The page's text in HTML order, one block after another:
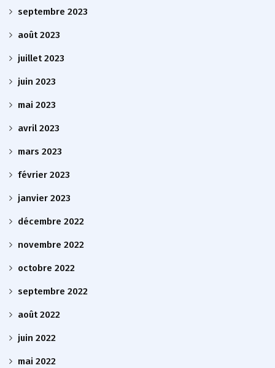
septembre 2023
août 2023
juillet 2023
juin 2023
mai 2023
avril 2023
mars 2023
février 2023
janvier 2023
décembre 2022
novembre 2022
octobre 2022
septembre 2022
août 2022
juin 2022
mai 2022